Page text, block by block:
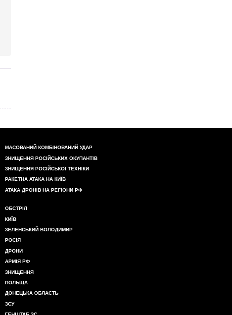
МАСОВАНИЙ КОМБІНОВАНИЙ УДАР
ЗНИЩЕННЯ РОСІЙСЬКИХ ОКУПАНТІВ
ЗНИЩЕННЯ РОСІЙСЬКОЇ ТЕХНІКИ
РАКЕТНА АТАКА НА КИЇВ
АТАКА ДРОНІВ НА РЕГІОНИ РФ
ОБСТРІЛ
КИЇВ
ЗЕЛЕНСЬКИЙ ВОЛОДИМИР
РОСІЯ
ДРОНИ
АРМІЯ РФ
ЗНИЩЕННЯ
ПОЛЬЩА
ДОНЕЦЬКА ОБЛАСТЬ
ЗСУ